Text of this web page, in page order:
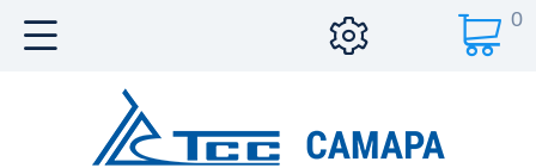
0